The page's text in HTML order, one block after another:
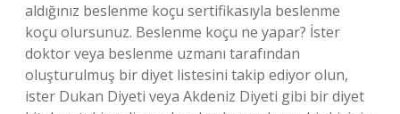
aldığınız beslenme koçu sertifikasıyla beslenme
koçu olursunuz. Beslenme koçu ne yapar? İster
doktor veya beslenme uzmanı tarafından
oluşturulmuş bir diyet listesini takip ediyor olun,
ister Dukan Diyeti veya Akdeniz Diyeti gibi bir diyet